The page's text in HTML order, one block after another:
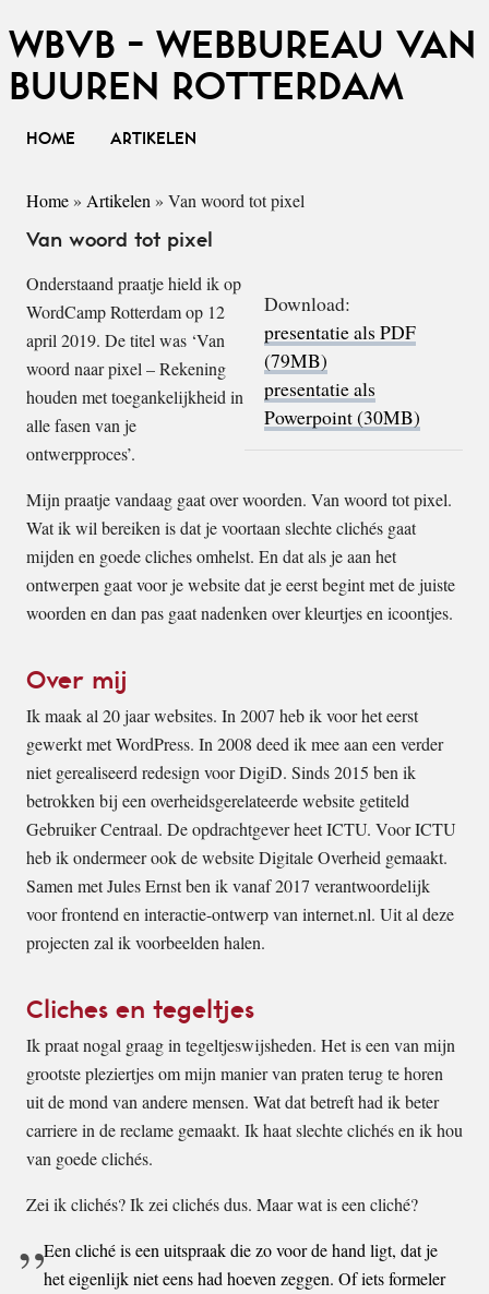
WBVB - WEBBUREAU VAN
BUUREN ROTTERDAM
HOME ARTIKELEN
Home » Artikelen » Van woord tot pixel
Van woord tot pixel
Download:
presentatie als PDF
(79MB)
presentatie als
Powerpoint (30MB)
Onderstaand praatje hield ik op
WordCamp Rotterdam op 12
april 2019. De titel was ‘Van
woord naar pixel – Rekening
houden met toegankelijkheid in
alle fasen van je
ontwerpproces’.
Mijn praatje vandaag gaat over woorden. Van woord tot pixel.
Wat ik wil bereiken is dat je voortaan slechte clichés gaat
mijden en goede cliches omhelst. En dat als je aan het
ontwerpen gaat voor je website dat je eerst begint met de juiste
woorden en dan pas gaat nadenken over kleurtjes en icoontjes.
Over mij
Ik maak al 20 jaar websites. In 2007 heb ik voor het eerst
gewerkt met WordPress. In 2008 deed ik mee aan een verder
niet gerealiseerd redesign voor DigiD. Sinds 2015 ben ik
betrokken bij een overheidsgerelateerde website getiteld
Gebruiker Centraal. De opdrachtgever heet ICTU. Voor ICTU
heb ik ondermeer ook de website Digitale Overheid gemaakt.
Samen met Jules Ernst ben ik vanaf 2017 verantwoordelijk
voor frontend en interactie-ontwerp van internet.nl. Uit al deze
projecten zal ik voorbeelden halen.
Cliches en tegeltjes
Ik praat nogal graag in tegeltjeswijsheden. Het is een van mijn
grootste pleziertjes om mijn manier van praten terug te horen
uit de mond van andere mensen. Wat dat betreft had ik beter
carriere in de reclame gemaakt. Ik haat slechte clichés en ik hou
van goede clichés.
Zei ik clichés? Ik zei clichés dus. Maar wat is een cliché?
Een cliché is een uitspraak die zo voor de hand ligt, dat je
het eigenlijk niet eens had hoeven zeggen. Of iets formeler